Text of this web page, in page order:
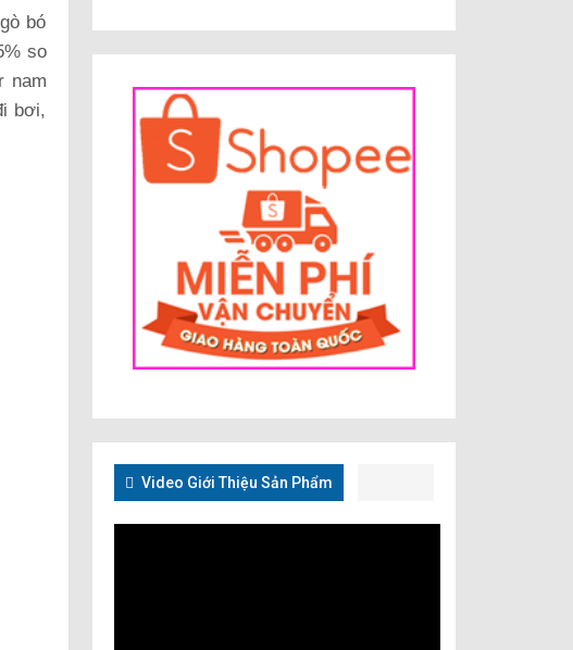
bó
so
nam
bơi,
Video Giới Thiệu Sản Phẩm